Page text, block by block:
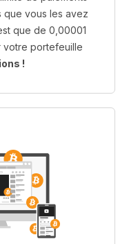
que vous les avez
que de 0,00001
votre portefeuille
!